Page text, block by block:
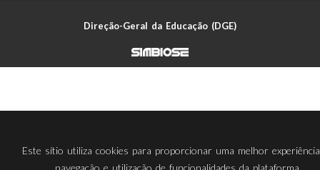
Direção-Geral da Educação (DGE)
Este sítio utiliza cookies para proporcionar uma melhor
navegação e utilização de funcionalidades da plataforma.